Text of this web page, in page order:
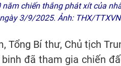
chiến thắng phát xít của
ngày 3/9/2025. Ảnh: THX/TTXVN
Tổng Bí thư, Chủ tịch
đã tham gia chiến